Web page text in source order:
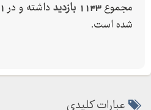
مجموع1143 بازدید داشته و در
شده است.
عبارات کلیدی